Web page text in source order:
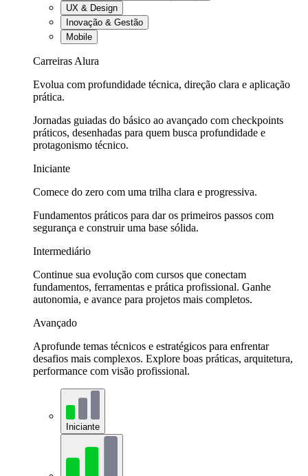
UX & Design
Inovação & Gestão
Mobile
Carreiras Alura
Evolua com profundidade técnica, direção clara e aplicação
prática.
Jornadas guiadas do básico ao avançado com checkpoints
práticos, desenhadas para quem busca profundidade e
protagonismo técnico.
Iniciante
Comece do zero com uma trilha clara e progressiva.
Fundamentos práticos para dar os primeiros passos com
segurança e construir uma base sólida.
Intermediário
Continue sua evolução com cursos que conectam
fundamentos, ferramentas e prática profissional. Ganhe
autonomia, e avance para projetos mais completos.
Avançado
Aprofunde temas técnicos e estratégicos para enfrentar
desafios mais complexos. Explore boas práticas, arquitetura,
performance com visão profissional.
Iniciante